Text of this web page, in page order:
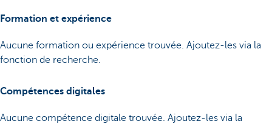
Formation et expérience
Aucune formation ou expérience trouvée. Ajoutez-les via la
fonction de recherche.
Compétences digitales
Aucune compétence digitale trouvée. Ajoutez-les via la